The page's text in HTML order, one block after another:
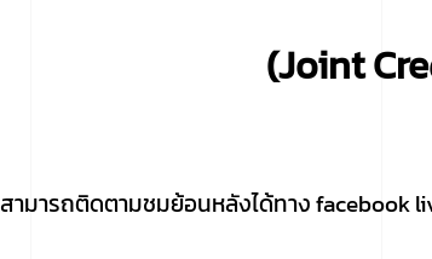
(Joint
สามารถติดตามชมย้อนหลังได้ทาง facebook